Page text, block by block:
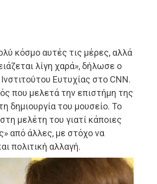
κόσμο αυτές τις μέρες, αλλά
λίγη χαρά», δήλωσε ο
Ευτυχίας στο CNN.
που μελετά την επιστήμη της
δημιουργία του μουσείο. Το
μελέτη του γιατί κάποιες
από άλλες, με στόχο να
πολιτική αλλαγή.